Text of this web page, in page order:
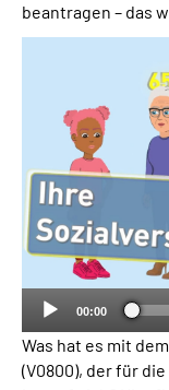
beantragen – das
00:00
Was hat es mit
(V0800), der für